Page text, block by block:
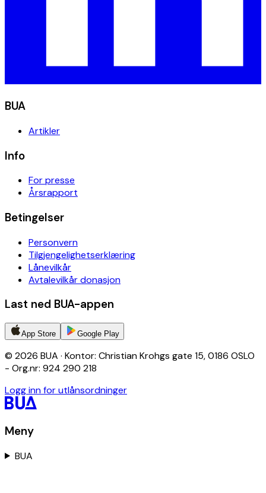
BUA
Artikler
Info
For presse
Årsrapport
Betingelser
Personvern
Tilgjengelighetserklæring
Lånevilkår
Avtalevilkår donasjon
Last ned BUA-appen
App Store Google Play
© 2026 BUA · Kontor: Christian Krohgs gate 15, 0186 OSLO
- Org.nr: 924 290 218
Logg inn for utlånsordninger
Meny
BUA